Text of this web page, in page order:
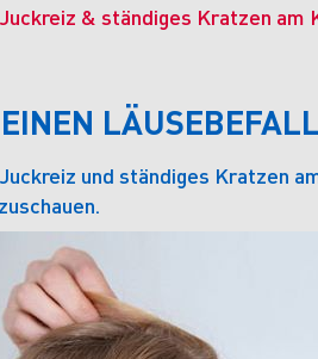
& ständiges Kratzen
und ständiges Kratzen